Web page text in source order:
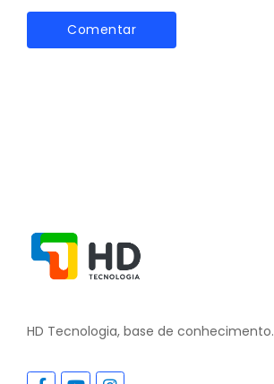
HD Tecnologia, base de conhecimento.